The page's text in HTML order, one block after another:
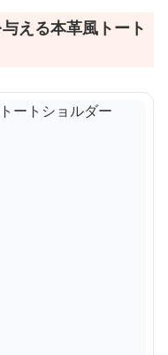
える本革風トート